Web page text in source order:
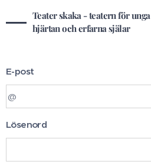
Teater skaka - teatern för unga
hjärtan och erfarna själar
E-post
Lösenord